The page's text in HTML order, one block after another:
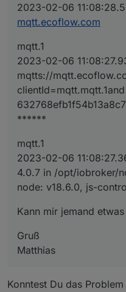
2023-02-06
mqtt.ecoflow.com
mqtt.1
2023-02-06
mqtts://
******
mqtt.1
2023-02-06
4.0.7 in /opt/iobroker/
node: v18.6.0, js-
Kann mir jemand
Gruß
Matthias
Konntest Du das